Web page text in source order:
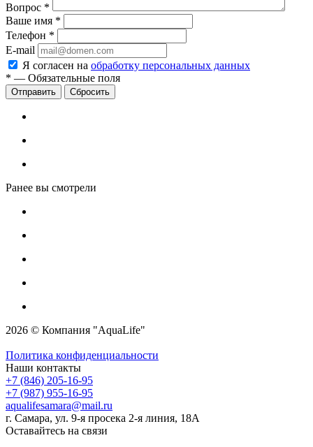
Вопрос *
Ваше имя *
Телефон *
E-mail
Я согласен на обработку персональных данных
* — Обязательные поля
Сбросить
Ранее вы смотрели
2026 © Компания "AquaLife"
Политика конфиденциальности
Наши контакты
+7 (846) 205-16-95
+7 (987) 955-16-95
aqualifesamara@mail.ru
г. Самара, ул. 9-я просека 2-я линия, 18А
Оставайтесь на связи